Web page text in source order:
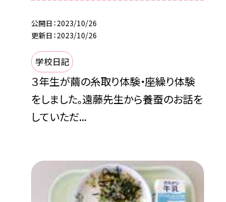
公開日 2023/10/26
更新日 2023/10/26
学校日記
３年生が繭の糸取り体験・座繰り体験
をしました。遠藤先生から養蚕のお話を
していただ...